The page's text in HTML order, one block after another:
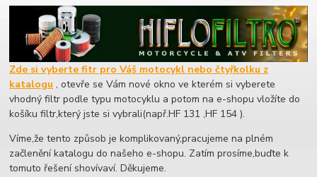
Zde si vyberte fitr pro Váš motocykl nebo čtyřkolku z
katalogu , otevře se Vám nové okno ve kterém si vyberete
vhodný filtr podle typu motocyklu a potom na e-shopu vložíte do
košíku filtr,který jste si vybrali(např.HF 131 ,HF 154 ).
Víme,že tento způsob je komplikovaný,pracujeme na plném
začlenění katalogu do našeho e-shopu. Zatím prosíme,buďte k
tomuto řešení shovívaví. Děkujeme.